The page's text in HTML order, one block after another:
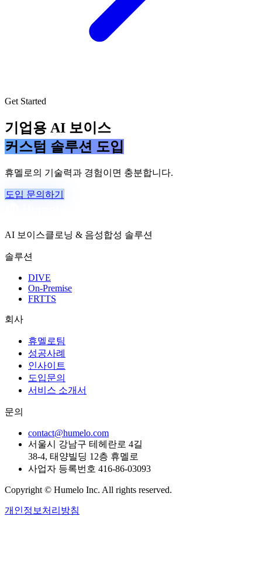
Get Started
기업용 AI 보이스
커스텀 솔루션 도입
휴멜로의 기술력과 경험이면 충분합니다.
도입 문의하기
AI 보이스클로닝 & 음성합성 솔루션
솔루션
DIVE
On-Premise
FRTTS
회사
휴멜로팀
성공사례
인사이트
도입문의
서비스 소개서
문의
contact@humelo.com
서울시 강남구 테헤란로 4길
38-4, 태양빌딩 12층 휴멜로
사업자 등록번호 416-86-03093
Copyright © Humelo Inc. All rights reserved.
개인정보처리방침